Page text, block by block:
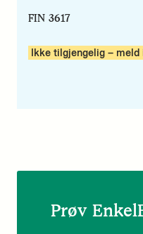
FIN 3617
Ikke tilgjengelig – meld
Prøv